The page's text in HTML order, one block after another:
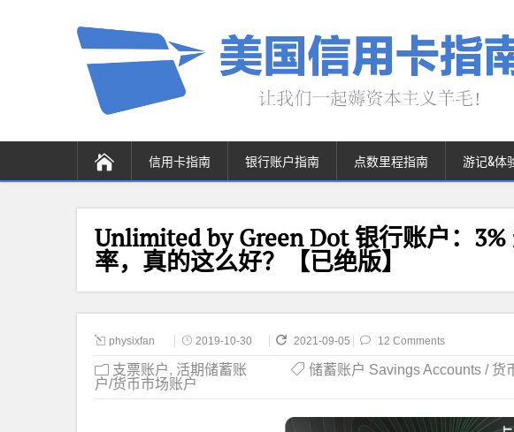
信用卡指南 银行账户指南 点数里程指南 游记&体
Unlimited by Green Dot 银行账户：3%
率，真的这么好？【已绝版】
physixfan 2019-10-30 2021-09-05 12 Comments
支票账户, 活期储蓄账
户/货币市场账户
储蓄账户 Savings Accounts / 货